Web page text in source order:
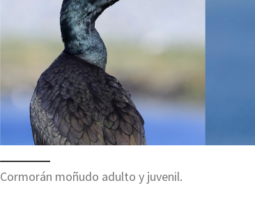
Cormorán moñudo adulto y juvenil.